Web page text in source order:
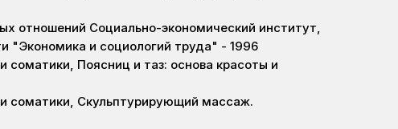
отношений Социально-экономический институт,
"Экономика и социологий труда" - 1996
соматики, Поясниц и таз: основа красоты и
соматики, Скульптурирующий массаж.